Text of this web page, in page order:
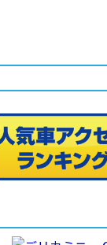
印刷する（Ａ